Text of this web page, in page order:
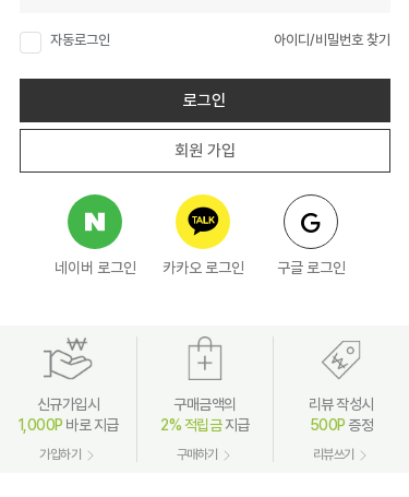
자동로그인 아이디/비밀번호 찾기
로그인
회원 가입
네이버 로그인 카카오 로그인 구글 로그인
신규가입시
1,000P 바로 지급
가입하기
구매금액의
2% 적립금지급
구매하기
리뷰 작성시
500P 증정
리뷰쓰기